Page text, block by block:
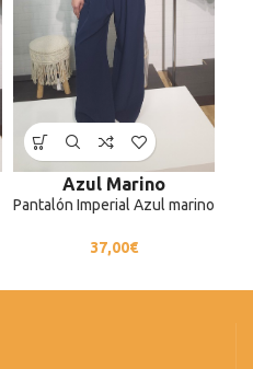
Azul Marino
Pantalón Imperial Azul marino
37,00€